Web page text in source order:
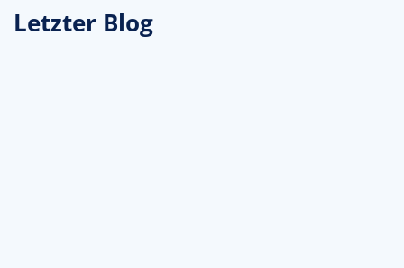
Letzter Blog